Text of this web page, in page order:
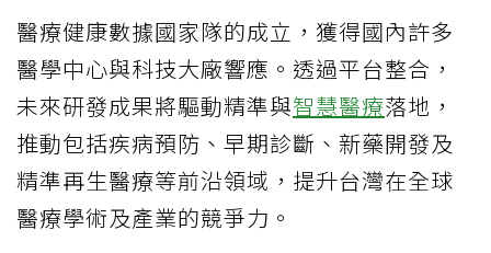
醫療健康數據國家隊的成立，獲得國內許多
醫學中心與科技大廠響應。透過平台整合，
未來研發成果將驅動精準與智慧醫療落地，
推動包括疾病預防、早期診斷、新藥開發及
精準再生醫療等前沿領域，提升台灣在全球
醫療學術及產業的競爭力。